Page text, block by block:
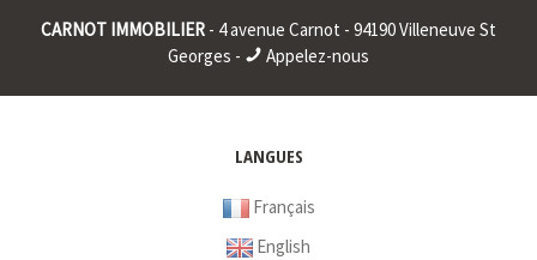
Intracommunautaire : * |
CARNOT IMMOBILIER - 4 avenue Carnot - 94190 Villeneuve St
Georges -
Appelez-nous
LANGUES
Français
English